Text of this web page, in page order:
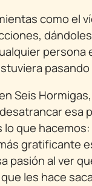
como el
Seis
esa
que
gratificante
pasión al ver
les hace